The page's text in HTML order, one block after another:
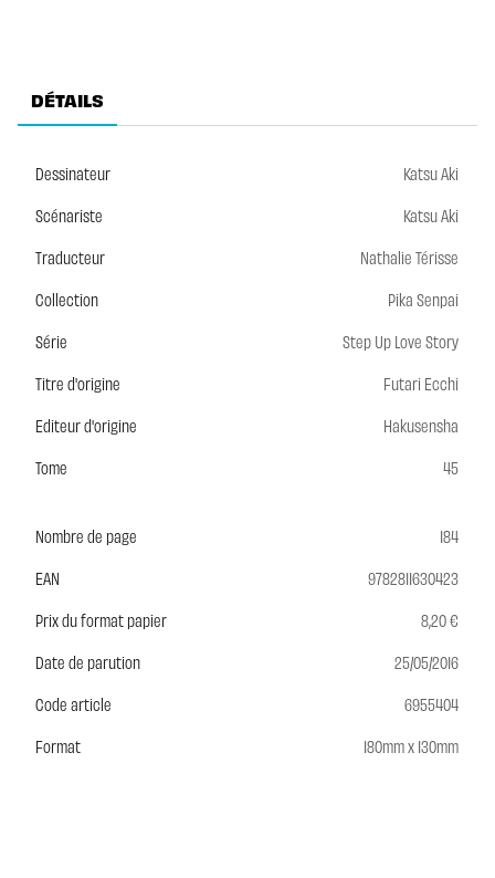
DÉTAILS
Dessinateur
Katsu Aki
Scénariste
Katsu Aki
Traducteur
Nathalie Térisse
Collection
Pika Senpai
Série
Step Up Love Story
Titre d'origine
Futari Ecchi
Editeur d'origine
Hakusensha
Tome
45
Nombre de page
184
EAN
9782811630423
Prix du format papier
8,20 €
Date de parution
25/05/2016
Code article
6955404
Format
180mm x 130mm